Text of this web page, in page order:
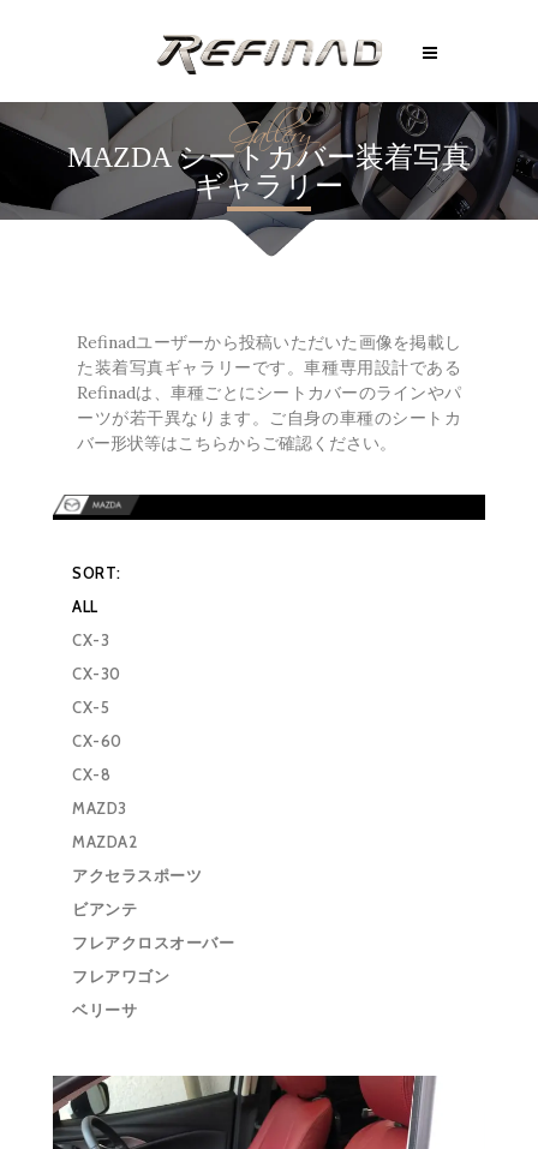
Gallery
MAZDA シートカバー装着写真
ギャラリー
Refinadユーザーから投稿いただいた画像を掲載し
た装着写真ギャラリーです。車種専用設計である
Refinadは、車種ごとにシートカバーのラインやパ
ーツが若干異なります。ご自身の車種のシートカ
バー形状等はこちらからご確認ください。
SORT:
ALL
CX-3
CX-30
CX-5
CX-60
CX-8
MAZD3
MAZDA2
アクセラスポーツ
ビアンテ
フレアクロスオーバー
フレアワゴン
ベリーサ